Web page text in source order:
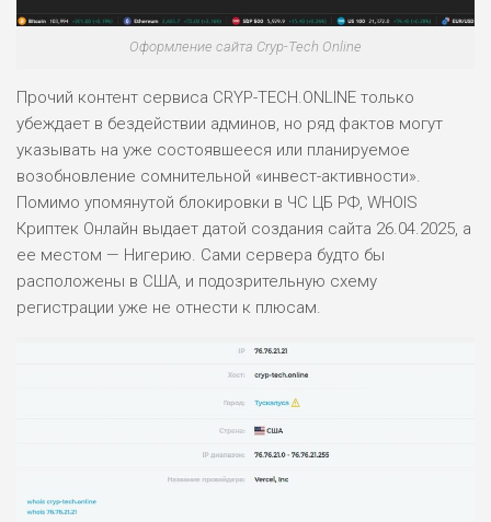
Оформление сайта Cryp-Tech Online
Прочий контент сервиса CRYP-TECH.ONLINE только
убеждает в бездействии админов, но ряд фактов могут
указывать на уже состоявшееся или планируемое
возобновление сомнительной «инвест-активности».
Помимо упомянутой блокировки в ЧС ЦБ РФ, WHOIS
Криптек Онлайн выдает датой создания сайта 26.04.2025, а
ее местом — Нигерию. Сами сервера будто бы
расположены в США, и подозрительную схему
регистрации уже не отнести к плюсам.